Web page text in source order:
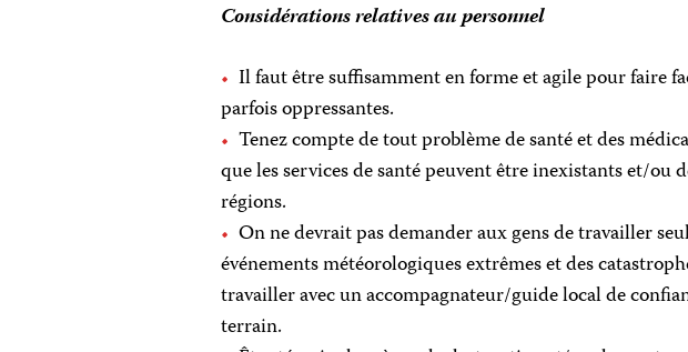
Considérations relatives au personnel
Il faut être suffisamment en forme et agile pour faire
parfois oppressantes.
Tenez compte de tout problème de santé et des
que les services de santé peuvent être inexistants et/ou
régions.
On ne devrait pas demander aux gens de travailler
événements météorologiques extrêmes et des
travailler avec un accompagnateur/guide local de
terrain.